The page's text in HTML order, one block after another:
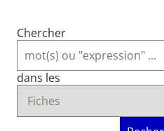
Chercher
dans les